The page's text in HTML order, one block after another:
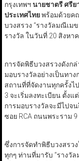
กรุงเทพฯ นายชาตรี ศรีย
ประเทศไทยพร้อมด้วยค
บวงสรวง “รางวัลมณีเม
รางวัล ในวันที่ 20 สิงหา
การจัดพิธีบวงสรวงดังก
มอบรางวัลอย่างเป็นทา
สถานที่ที่จัดงานทุกครั้งไ
3 จะเริ่มลงทะเบียน ตั้งแ
การมอบรางวัลจะมีไปจน
ซอย RCA ถนนพระราม 9
ซึ่งการจัดทำพิธีบวงสรว
ทุกๆ ท่านที่มารับ “รางวั